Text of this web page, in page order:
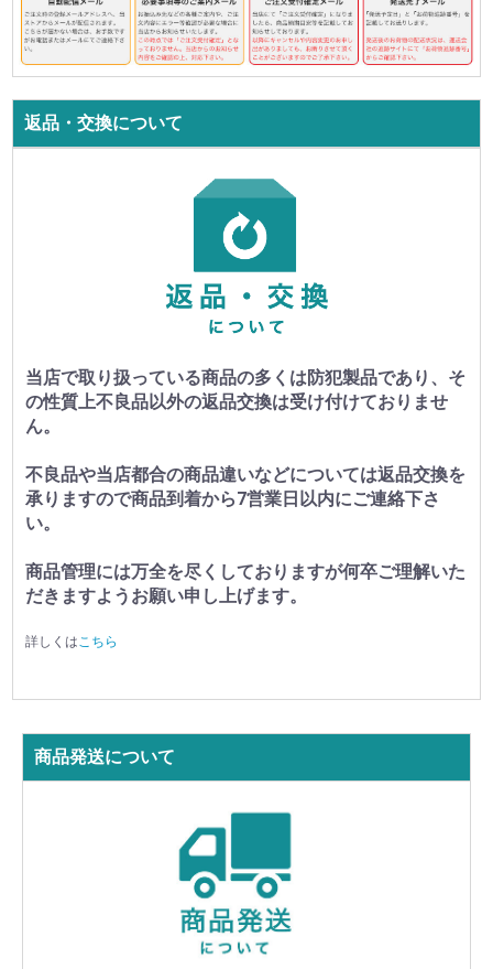
返品・交換について
当店で取り扱っている商品の多くは防犯製品であり、そ
の性質上不良品以外の返品交換は受け付けておりませ
ん。
不良品や当店都合の商品違いなどについては返品交換を
承りますので商品到着から7営業日以内にご連絡下さ
い。
商品管理には万全を尽くしておりますが何卒ご理解いた
だきますようお願い申し上げます。
詳しくはこちら
商品発送について